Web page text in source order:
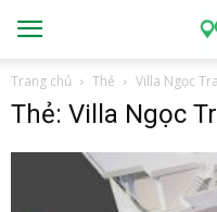
Trang chủ Thẻ Villa Ngọc
Thẻ: Villa Ngọc